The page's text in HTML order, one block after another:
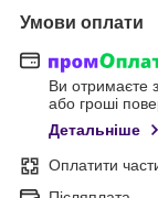
Умови оплати
Ви отримаєте
або гроші
Детальніше
Оплатити